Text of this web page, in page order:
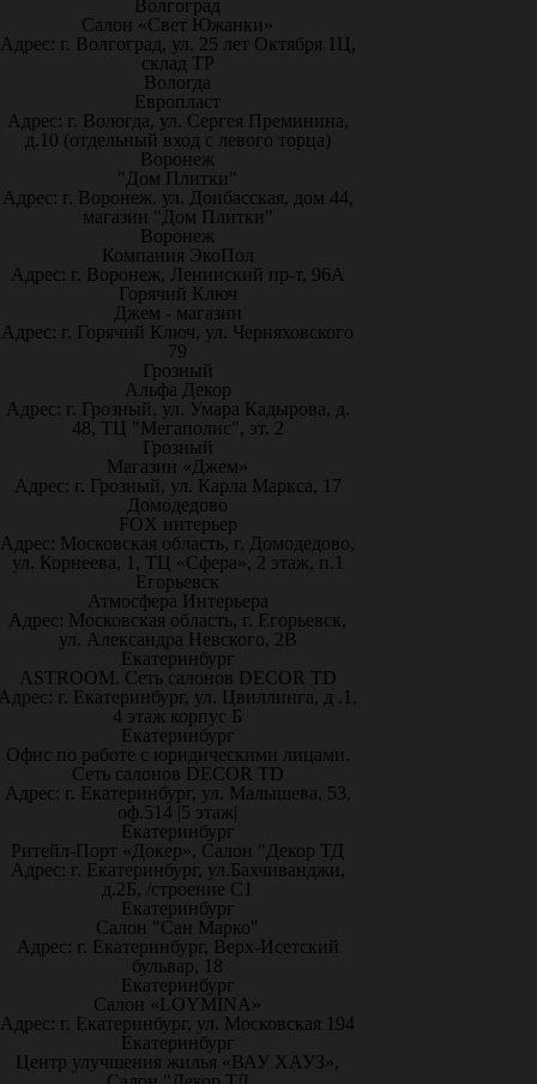
Волгоград
Салон «Свет Южанки»
Адрес: г. Волгоград, ул. 25 лет Октября 1Ц,
склад ТР
Вологда
Европласт
Адрес: г. Вологда, ул. Сергея Преминина,
д.10 (отдельный вход с левого торца)
Воронеж
"Дом Плитки"
Адрес: г. Воронеж. ул. Донбасская, дом 44,
магазин "Дом Плитки"
Воронеж
Компания ЭкоПол
Адрес: г. Воронеж, Ленинский пр-т, 96А
Горячий Ключ
Джем - магазин
Адрес: г. Горячий Ключ, ул. Черняховского
79
Грозный
Альфа Декор
Адрес: г. Грозный, ул. Умара Кадырова, д.
48, ТЦ "Мегаполис", эт. 2
Грозный
Магазин «Джем»
Адрес: г. Грозный, ул. Карла Маркса, 17
Домодедово
FOX интерьер
Адрес: Московская область, г. Домодедово,
ул. Корнеева, 1, ТЦ «Сфера», 2 этаж, п.1
Егорьевск
Атмосфера Интерьера
Адрес: Московская область, г. Егорьевск,
ул. Александра Невского, 2В
Екатеринбург
ASTROOM. Сеть салонов DECOR TD
г. Екатеринбург, ул. Цвиллинга, д .1,
4 этаж корпус Б
Екатеринбург
Офис по работе с юридическими лицами.
Сеть салонов DECOR TD
Адрес: г. Екатеринбург, ул. Малышева, 53,
оф.514 |5 этаж|
Екатеринбург
Ритейл-Порт «Докер», Салон "Декор ТД
Адрес: г. Екатеринбург, ул.Бахчиванджи,
д.2Б, /строение С1
Екатеринбург
Салон "Сан Марко"
Адрес: г. Екатеринбург, Верх-Исетский
бульвар, 18
Екатеринбург
Салон «LOYMINA»
Адрес: г. Екатеринбург, ул. Московская 194
Екатеринбург
Центр улучшения жилья «ВАУ ХАУЗ»,